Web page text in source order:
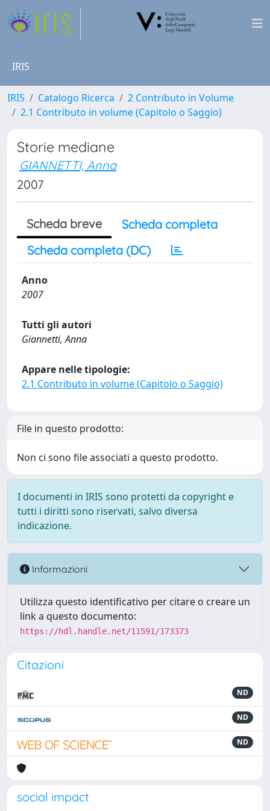
IRIS
IRIS Catalogo Ricerca
2 Contributo in Volume
2.1 Contributo in volume (Capitolo o Saggio)
Storie mediane
GIANNETTI, Anna
2007
Scheda breve
Scheda completa
Scheda completa (DC)
Anno
2007
Tutti gli autori
Giannetti, Anna
Appare nelle tipologie:
2.1 Contributo in volume (Capitolo o Saggio)
File in questo prodotto:
Non ci sono file associati a questo prodotto.
I documenti in IRIS sono protetti da copyright e
tutti i diritti sono riservati, salvo diversa
indicazione.
Informazioni
Utilizza questo identificativo per citare o creare un
link a questo documento:
https://hdl.handle.net/11591/173373
Citazioni
ND
ND
ND
social impact